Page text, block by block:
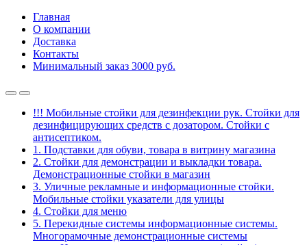
Главная
О компании
Доставка
Контакты
Минимальный заказ 3000 руб.
!!! Мобильные стойки для дезинфекции рук. Стойки для
дезинфицирующих средств с дозатором. Стойки с
антисептиком.
1. Подставки для обуви, товара в витрину магазина
2. Стойки для демонстрации и выкладки товара.
Демонстрационные стойки в магазин
3. Уличные рекламные и информационные стойки.
Мобильные стойки указатели для улицы
4. Стойки для меню
5. Перекидные системы информационные системы.
Многорамочные демонстрационные системы